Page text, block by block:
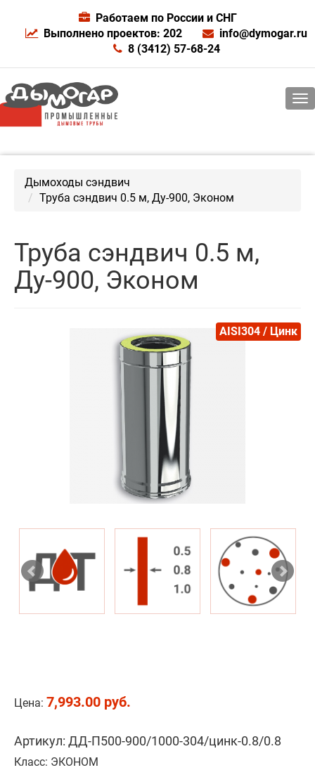
Работаем по России и СНГ
Выполнено проектов: 202
info@dymogar.ru
8 (3412) 57-68-24
Дымоходы сэндвич
Труба сэндвич 0.5 м, Ду-900, Эконом
Труба сэндвич 0.5 м,
Ду-900, Эконом
AISI304 / Цинк
Цена: 7,993.00 руб.
Артикул: ДД-П500-900/1000-304/цинк-0.8/0.8
Класс: ЭКОНОМ